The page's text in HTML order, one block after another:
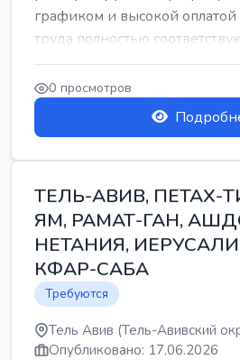
графиком и высокой оплатой
труда полностью
0 просмотров
ТЕЛЬ-АВИВ, ПЕТАХ-
ЯМ, РАМАТ-ГАН,
НЕТАНИЯ,
КФАР-САБА
Требуются
Тель Авив (Тель-Авивский
Опубликовано: 17.06.2026